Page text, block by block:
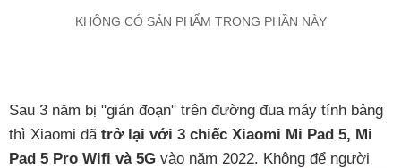
KHÔNG CÓ SẢN PHẨM TRONG PHẦN NÀY
Sau 3 năm bị "gián đoạn" trên đường đua máy tính bảng
thì Xiaomi đã trở lại với 3 chiếc Xiaomi Mi Pad 5, Mi
Pad 5 Pro Wifi và 5G vào năm 2022. Không để người